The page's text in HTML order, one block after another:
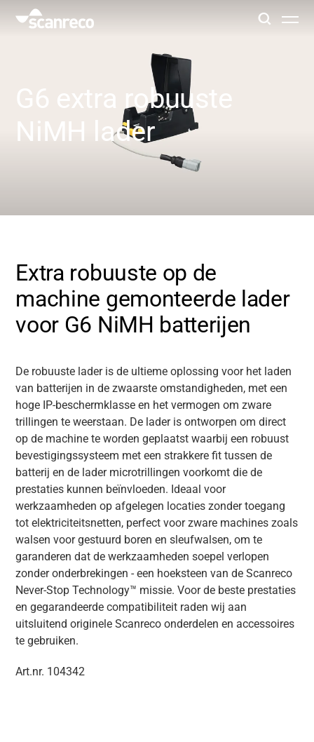
Klantspecifieke oplossing
Productiviteit en veiligheid van de operator
G6 extra robuuste
NiMH lader
Extra robuuste op de
machine gemonteerde lader
voor G6 NiMH batterijen
De robuuste lader is de ultieme oplossing voor het laden
van batterijen in de zwaarste omstandigheden, met een
hoge IP-beschermklasse en het vermogen om zware
trillingen te weerstaan. De lader is ontworpen om direct
op de machine te worden geplaatst waarbij een robuust
bevestigingssysteem met een strakkere fit tussen de
batterij en de lader microtrillingen voorkomt die de
prestaties kunnen beïnvloeden. Ideaal voor
werkzaamheden op afgelegen locaties zonder toegang
tot elektriciteitsnetten, perfect voor zware machines zoals
walsen voor gestuurd boren en sleufwalsen, om te
garanderen dat de werkzaamheden soepel verlopen
zonder onderbrekingen - een hoeksteen van de Scanreco
Never-Stop Technology™ missie. Voor de beste prestaties
en gegarandeerde compatibiliteit raden wij aan
uitsluitend originele Scanreco onderdelen en accessoires
te gebruiken.
Art.nr. 104342